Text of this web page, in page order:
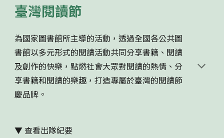
臺灣閱讀節
為國家圖書館所主導的活動，透過全國各公共圖
書館以多元形式的閱讀活動共同分享書籍、閱讀
及創作的快樂，點燃社會大眾對閱讀的熱情、分
享書籍和閱讀的樂趣，打造專屬於臺灣的閱讀節
慶品牌。
▼ 查看出隊紀要